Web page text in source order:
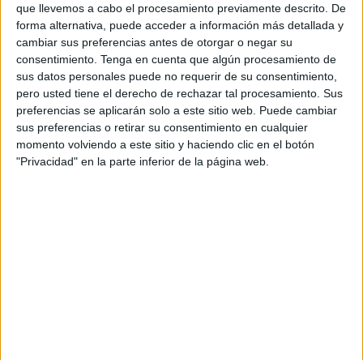
que llevemos a cabo el procesamiento previamente descrito. De
forma alternativa, puede acceder a información más detallada y
cambiar sus preferencias antes de otorgar o negar su
consentimiento. Tenga en cuenta que algún procesamiento de
sus datos personales puede no requerir de su consentimiento,
pero usted tiene el derecho de rechazar tal procesamiento. Sus
preferencias se aplicarán solo a este sitio web. Puede cambiar
sus preferencias o retirar su consentimiento en cualquier
momento volviendo a este sitio y haciendo clic en el botón
"Privacidad" en la parte inferior de la página web.
gobiernos" para la reapertura de la aduana de Melilla,
cerrada unilateralmente por Marruecos en agosto de 2018,
y la apertura de una nueva en Ceuta.
El ministro ha justificado el que aún no se haya producido
la apertura de ambas a que aún hay "trabajo técnico" por
parte de los servicios aduaneros de los dos países,
después de que en el caso de Melilla sí que porprimera
vez se produjo el cruce de un primer camión con